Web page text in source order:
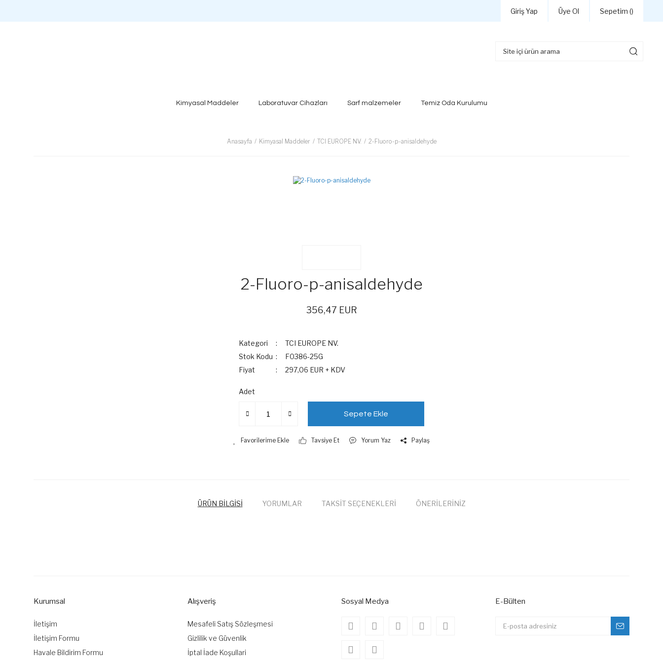
Giriş Yap Üye Ol Sepetim ()
Kimyasal Maddeler Laboratuvar Cihazları Sarf malzemeler Temiz Oda Kurulumu
Anasayfa Kimyasal Maddeler TCI EUROPE NV. 2-Fluoro-p-anisaldehyde
2-Fluoro-p-anisaldehyde
356,47 EUR
Kategori
TCI EUROPE NV.
Stok Kodu
F0386-25G
Fiyat
297,06 EUR + KDV
Adet
Sepete Ekle
Tavsiye Et Yorum Yaz Paylaş
ÜRÜN BİLGİSİ YORUMLAR TAKSİT SEÇENEKLERİ ÖNERİLERİNİZ
Ürün bilgilerinde hatalar bulunuyor.
Bu ürüne benzer farklı alternatifler olmalı.
Kurumsal
İletişim
İletişim Formu
Havale Bildirim Formu
Alışveriş
Mesafeli Satış Sözleşmesi
Gizlilik ve Güvenlik
İptal İade Koşullari
Sosyal Medya E-Bülten